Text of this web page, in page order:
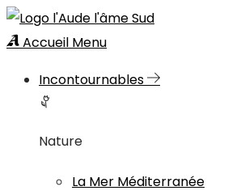
Accueil Menu
Incontournables
Nature
La Mer Méditerranée